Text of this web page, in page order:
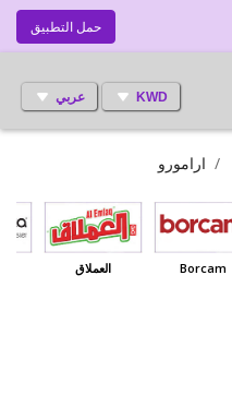
حمل التطبيق
KWD عربي
ارامورو
Borcam العملاق